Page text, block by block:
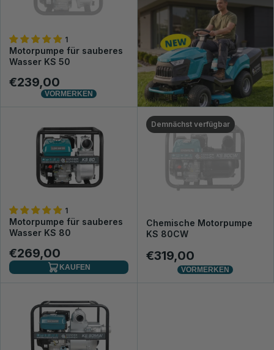
1
Motorpumpe für sauberes
Wasser KS 50
€239,00
VORMERKEN
1
Motorpumpe für sauberes
Wasser KS 80
€269,00
KAUFEN
Demnächst verfügbar
Chemische Motorpumpe
KS 80CW
€319,00
VORMERKEN